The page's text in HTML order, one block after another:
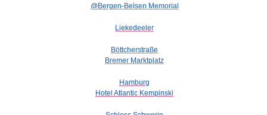
@Bergen-Belsen Memorial
Liekedeeler
Böttcherstraße
Bremer Marktplatz
Hamburg
Hotel Atlantic Kempinski